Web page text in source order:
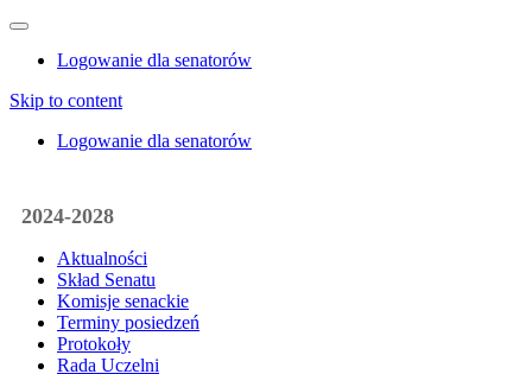
Logowanie dla senatorów
Skip to content
Logowanie dla senatorów
2024-2028
Aktualności
Skład Senatu
Komisje senackie
Terminy posiedzeń
Protokoły
Rada Uczelni